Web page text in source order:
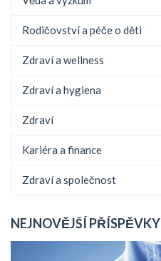
Rodičovství a péče o děti
Zdraví a wellness
Zdraví a hygiena
Zdraví
Kariéra a finance
Zdraví a společnost
NEJNOVĚJŠÍ PŘÍSPĚVKY